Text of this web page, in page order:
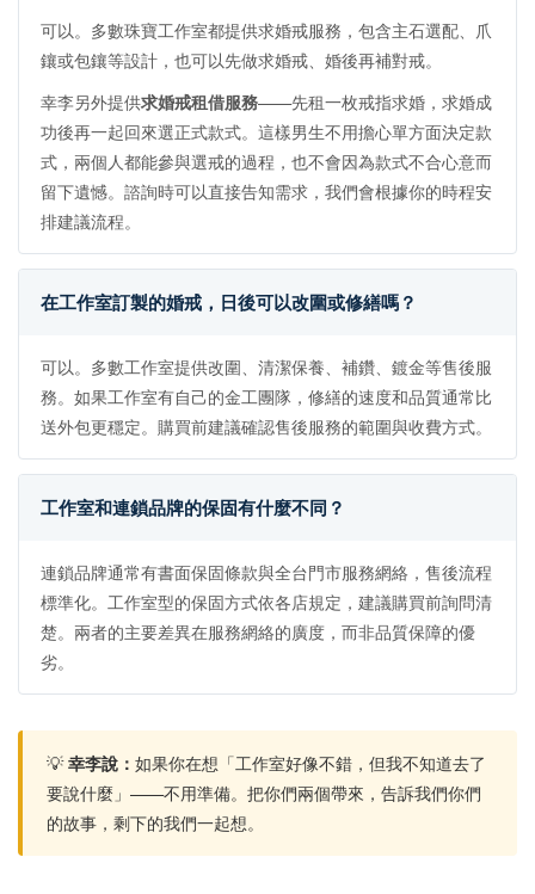
可以。多數珠寶工作室都提供求婚戒服務，包含主石選配、爪
鑲或包鑲等設計，也可以先做求婚戒、婚後再補對戒。
幸李另外提供求婚戒租借服務——先租一枚戒指求婚，求婚成
功後再一起回來選正式款式。這樣男生不用擔心單方面決定款
式，兩個人都能參與選戒的過程，也不會因為款式不合心意而
留下遺憾。諮詢時可以直接告知需求，我們會根據你的時程安
排建議流程。
在工作室訂製的婚戒，日後可以改圍或修繕嗎？
可以。多數工作室提供改圍、清潔保養、補鑽、鍍金等售後服
務。如果工作室有自己的金工團隊，修繕的速度和品質通常比
送外包更穩定。購買前建議確認售後服務的範圍與收費方式。
工作室和連鎖品牌的保固有什麼不同？
連鎖品牌通常有書面保固條款與全台門市服務網絡，售後流程
標準化。工作室型的保固方式依各店規定，建議購買前詢問清
楚。兩者的主要差異在服務網絡的廣度，而非品質保障的優
劣。
💡幸李說： 如果你在想「工作室好像不錯，但我不知道去了
要說什麼」——不用準備。把你們兩個帶來，告訴我們你們
的故事，剩下的我們一起想。